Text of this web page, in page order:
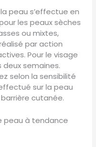
peau s’effectue en
les peaux sèches
ou mixtes,
par action
Pour le visage
semaines.
selon la sensibilité
sur la peau
cutanée.
peau à tendance